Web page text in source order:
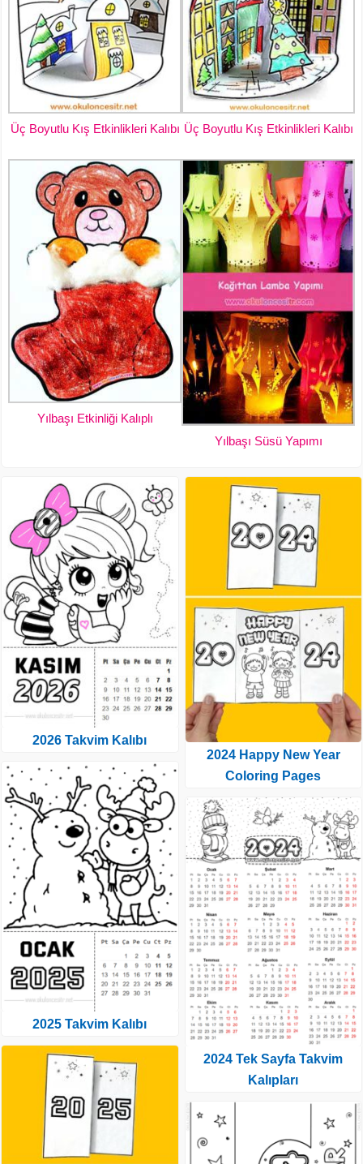
Üç Boyutlu Kış Etkinlikleri Kalıbı Üç Boyutlu Kış Etkinlikleri Kalıbı
Yılbaşı Etkinliği Kalıplı
Yılbaşı Süsü Yapımı
2026 Takvim Kalıbı
2025 Takvim Kalıbı
2024 Happy New Year
Coloring Pages
2024 Tek Sayfa Takvim
Kalıpları